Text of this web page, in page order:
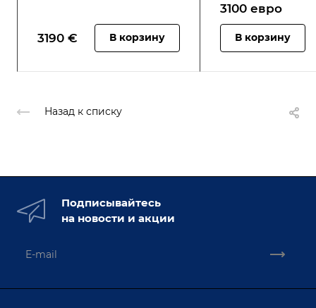
3190 € В корзину
3100 евро
В корзину
Назад к списку
Подписывайтесь
на новости и акции